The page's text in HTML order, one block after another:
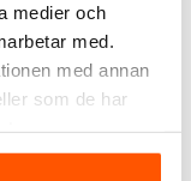
medier och
med.
med annan
som de har
TLZ61NP-